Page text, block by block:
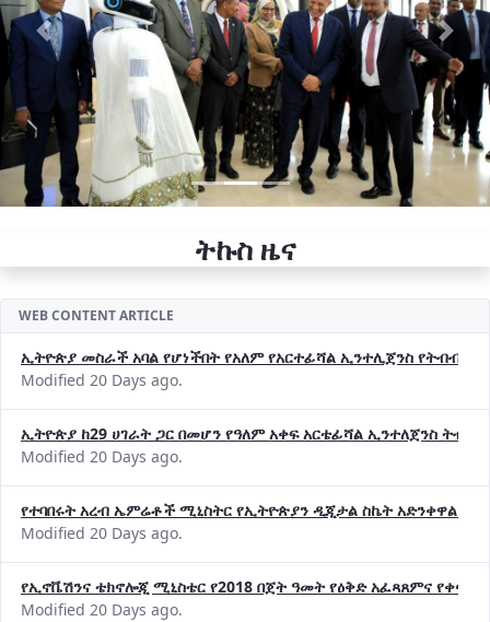
Previous Next
ትኩስ ዜና
WEB CONTENT ARTICLE
ኢትዮጵያ መስራች አባል የሆነችበት የአለም የአርተፊሻል ኢንተሊጀንስ የትብብር
Modified 20 Days ago.
ኢትዮጵያ ከ29 ሀገራት ጋር በመሆን የዓለም አቀፍ አርቴፊሻል ኢንተለጀንስ
Modified 20 Days ago.
የተባበሩት አረብ ኤምሬቶች ሚኒስትር የኢትዮጵያን ዲጂታል ስኬት አድንቀዋል
Modified 20 Days ago.
የኢኖቬሽንና ቴክኖሎጂ ሚኒስቴር የ2018 በጀት ዓመት የዕቅድ አፈጻጸምና
Modified 20 Days ago.